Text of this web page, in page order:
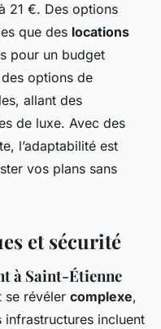
21 €. Des options
que des locations
pour un budget
options de
allant des
de luxe. Avec des
l’adaptabilité est
vos plans sans
et sécurité
à Saint-Étienne
se révéler complexe,
infrastructures incluent